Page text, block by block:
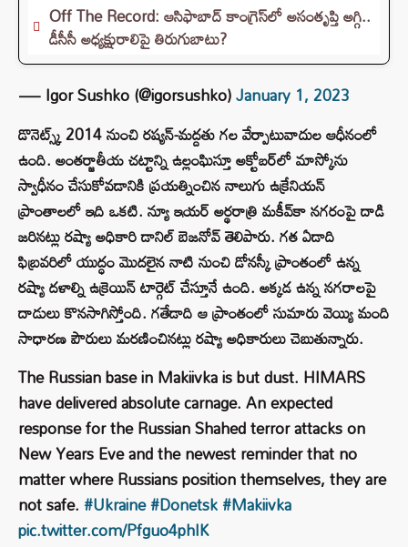
Off The Record: ఆసిఫాబాద్ కాంగ్రెస్‌లో అసంతృప్తి అగ్గి..
డీసీసీ అధ్యక్షురాలిపై తిరుగుబాటు?
— Igor Sushko (@igorsushko)January 1, 2023
డొనెట్స్క్ 2014 నుంచి రష్యన్-మద్దతు గల వేర్పాటువాదుల ఆధీనంలో
ఉంది. అంతర్జాతీయ చట్టాన్ని ఉల్లంఘిస్తూ అక్టోబర్‌లో మాస్కోను
స్వాధీనం చేసుకోవడానికి ప్రయత్నించిన నాలుగు ఉక్రేనియన్
ప్రాంతాలలో ఇది ఒకటి. న్యూ ఇయ‌ర్ అర్థరాత్రి మ‌కీవ్‌కా న‌గ‌రంపై దాడి
జ‌రిన‌ట్లు ర‌ష్యా అధికారి డానిల్ బెజ‌నోవ్ తెలిపారు. గ‌త ఏడాది
ఫిబ్రవ‌రిలో యుద్ధం మొద‌లైన నాటి నుంచి డోన‌స్కీ ప్రాంతంలో ఉన్న
ర‌ష్యా ద‌ళాల్ని ఉక్రెయిన్ టార్గెట్ చేస్తూనే ఉంది. అక్కడ ఉన్న న‌గ‌రాల‌పై
దాడులు కొన‌సాగిస్తోంది. గ‌తేడాది ఆ ప్రాంతంలో సుమారు వెయ్యి మంది
సాధార‌ణ పౌరులు మ‌ర‌ణించిన‌ట్లు ర‌ష్యా అధికారులు చెబుతున్నారు.
The Russian base in Makiivka is but dust. HIMARS
have delivered absolute carnage. An expected
response for the Russian Shahed terror attacks on
New Years Eve and the newest reminder that no
matter where Russians position themselves, they are
not safe. #Ukraine#Donetsk#Makiivka
pic.twitter.com/Pfguo4phIK